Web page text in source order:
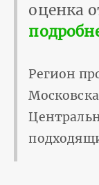
оценка
Регион